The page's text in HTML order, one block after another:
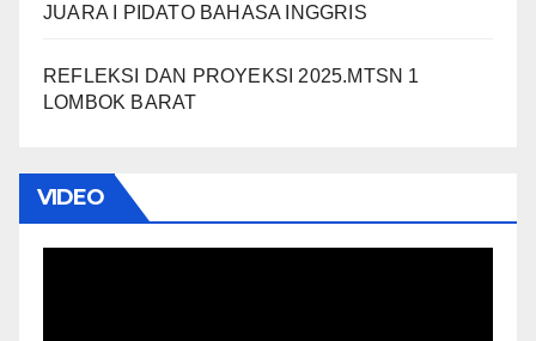
JUARA I PIDATO BAHASA INGGRIS
REFLEKSI DAN PROYEKSI 2025.MTSN 1
LOMBOK BARAT
VIDEO